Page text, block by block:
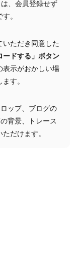
、会員登録せず
。
いただき同意した
ードする」ボタン
表示がおかしい場
す。
ップ、ブログの
背景、トレース
だけます。